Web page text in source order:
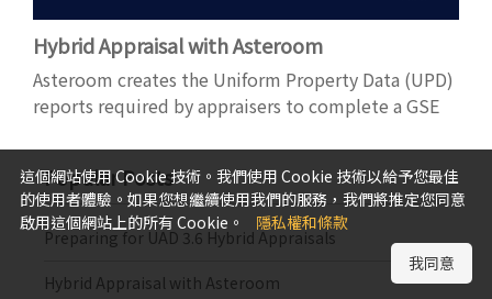
Hybrid Appraisal with Asteroom
Asteroom creates the Uniform Property Data (UPD)
reports required by appraisers to complete a GSE
Popular Posts
Preparing for UAD 3.6 Hybrid Appraisals
Hybrid Appraisal with Asteroom
這個網站使用 Cookie 技術。我們使用 Cookie 技術以給予您最佳
的使用者體驗。如果您想繼續使用我們的服務，我們將推定您同意
啟用這個網站上的所有 Cookie。
隱私權和條款
我同意